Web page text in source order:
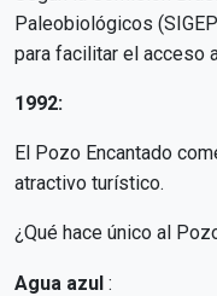
Paleobiológicos
para facilitar el acceso
1992:
El Pozo Encantado
atractivo turístico.
¿Qué hace único al
Agua azul :